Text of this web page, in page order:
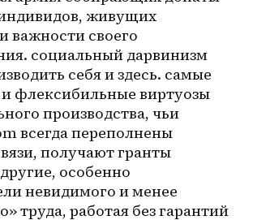
живущих
важности своего
социальный дарвинизм
себя и здесь. самые
флексибильные виртуозы
производства, чьи
всегда переполнены
получают гранты
особенно
невидимого и менее
труда, работая без гарантий